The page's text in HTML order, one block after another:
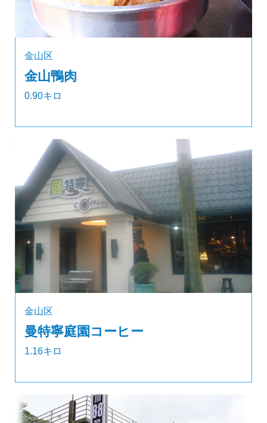
金山区
金山鴨肉
0.90キロ
金山区
曼特寧庭園コーヒー
1.16キロ